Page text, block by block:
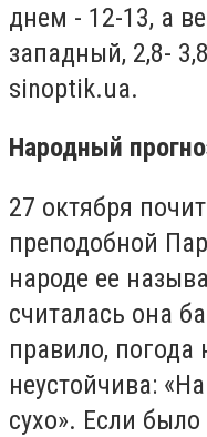
днем - 12-13, а
западный, 2,8-
sinoptik.ua.
Народный
27 октября
преподобной
народе ее
считалась она
правило, погода
неустойчива:
сухо». Если